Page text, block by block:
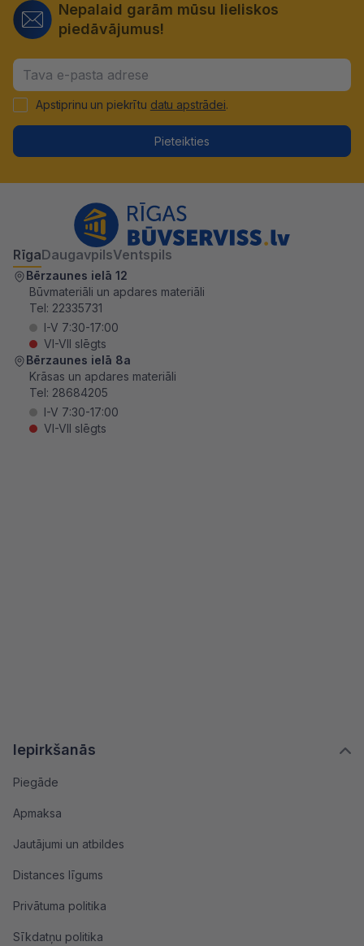
Nepalaid garām mūsu lieliskos
piedāvājumus!
Apstiprinu un piekrītu datu apstrādei.
Pieteikties
Iepirkšanās
Piegāde
Apmaksa
Jautājumi un atbildes
Distances līgums
Privātuma politika
Sīkdatņu politika
RīgaDaugavpilsVentspils
Bērzaunes ielā 12
Būvmateriāli un apdares materiāli
Tel: 22335731
I-V 7:30-17:00
VI-VII slēgts
Bērzaunes ielā 8a
Krāsas un apdares materiāli
Tel: 28684205
I-V 7:30-17:00
VI-VII slēgts